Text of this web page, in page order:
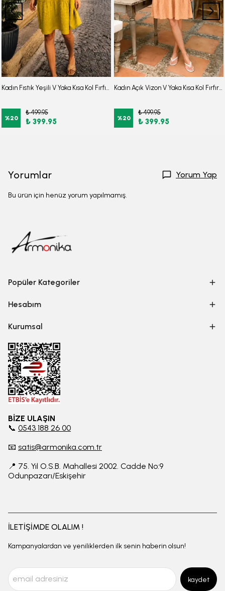
%20
₺ 499.95
₺ 399.95 %20
₺ 499.95
₺ 399.95
Yorumlar Yorum Yap
Bu ürün için henüz yorum yapılmamış.
Popüler Kategoriler
Hesabım
Kurumsal
BİZE ULAŞIN
📞 0543 188 26 00
📧 satis@armonika.com.tr
📍 75. Yıl O.S.B. Mahallesi 2002. Cadde No:9
Odunpazarı/Eskişehir
İLETİŞİMDE OLALIM !
Kampanyalardan ve yeniliklerden ilk senin haberin olsun!
kaydet